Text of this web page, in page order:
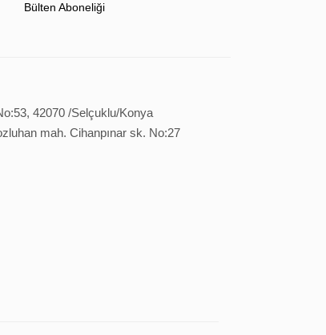
Bülten Aboneliği
42070 /Selçuklu/Konya
mah. Cihanpınar sk. No:27